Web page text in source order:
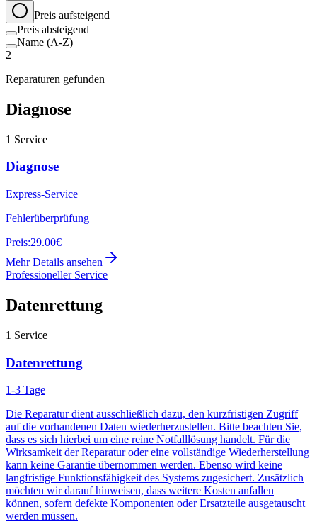
Preis aufsteigend
Preis absteigend
Name (A-Z)
2
Reparaturen gefunden
Diagnose
1 Service
Diagnose
Express-Service
Fehlerüberprüfung
Preis:29.00€
Mehr Details ansehen
Professioneller Service
Datenrettung
1 Service
Datenrettung
1-3 Tage
Die Reparatur dient ausschließlich dazu, den kurzfristigen Zugriff
auf die vorhandenen Daten wiederherzustellen. Bitte beachten Sie,
dass es sich hierbei um eine reine Notfalllösung handelt. Für die
Wirksamkeit der Reparatur oder eine vollständige Wiederherstellung
kann keine Garantie übernommen werden. Ebenso wird keine
langfristige Funktionsfähigkeit des Systems zugesichert. Zusätzlich
möchten wir darauf hinweisen, dass weitere Kosten anfallen
können, sofern defekte Komponenten oder Ersatzteile ausgetauscht
werden müssen.